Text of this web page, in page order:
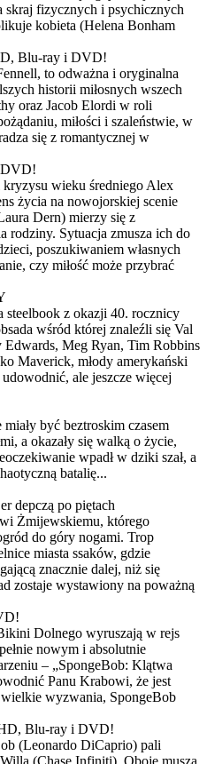
skraj fizycznych i psychicznych
kobieta (Helena Bonham
Blu-ray i DVD!
to odważna i oryginalna
historii miłosnych wszech
oraz Jacob Elordi w roli
miłości i szaleństwie, w
się z romantycznej w
DVD!
kryzysu wieku średniego Alex
życia na nowojorskiej scenie
Dern) mierzy się z
rodziny. Sytuacja zmusza ich do
poszukiwaniem własnych
czy miłość może przybrać
steelbook z okazji 40. rocznicy
wśród której znaleźli się Val
Meg Ryan, Tim Robbins
Maverick, młody amerykański
ale jeszcze więcej
być beztroskim czasem
a okazały się walką o życie,
wpadł w dziki szał, a
batalię...
depczą po piętach
Żmijewskiemu, którego
do góry nogami. Trop
miasta ssaków, gdzie
znacznie dalej, niż się
zostaje wystawiony na poważną
Dolnego wyruszają w rejs
nowym i absolutnie
– „SpongeBob: Klątwa
Panu Krabowi, że jest
wyzwania, SpongeBob
Blu-ray i DVD!
(Leonardo DiCaprio) pali
(Chase Infiniti). Oboje muszą